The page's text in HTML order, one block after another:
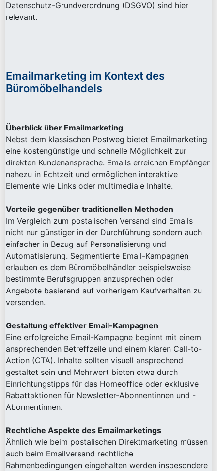
Datenschutz-Grundverordnung (DSGVO) sind hier
relevant.
Emailmarketing im Kontext des
Büromöbelhandels
Überblick über Emailmarketing
Nebst dem klassischen Postweg bietet Emailmarketing
eine kostengünstige und schnelle Möglichkeit zur
direkten Kundenansprache. Emails erreichen Empfänger
nahezu in Echtzeit und ermöglichen interaktive
Elemente wie Links oder multimediale Inhalte.
Vorteile gegenüber traditionellen Methoden
Im Vergleich zum postalischen Versand sind Emails
nicht nur günstiger in der Durchführung sondern auch
einfacher in Bezug auf Personalisierung und
Automatisierung. Segmentierte Email-Kampagnen
erlauben es dem Büromöbelhändler beispielsweise
bestimmte Berufsgruppen anzusprechen oder
Angebote basierend auf vorherigem Kaufverhalten zu
versenden.
Gestaltung effektiver Email-Kampagnen
Eine erfolgreiche Email-Kampagne beginnt mit einem
ansprechenden Betreffzeile und einem klaren Call-to-
Action (CTA). Inhalte sollten visuell ansprechend
gestaltet sein und Mehrwert bieten etwa durch
Einrichtungstipps für das Homeoffice oder exklusive
Rabattaktionen für Newsletter-Abonnentinnen und -
Abonnentinnen.
Rechtliche Aspekte des Emailmarketings
Ähnlich wie beim postalischen Direktmarketing müssen
auch beim Emailversand rechtliche
Rahmenbedingungen eingehalten werden insbesondere